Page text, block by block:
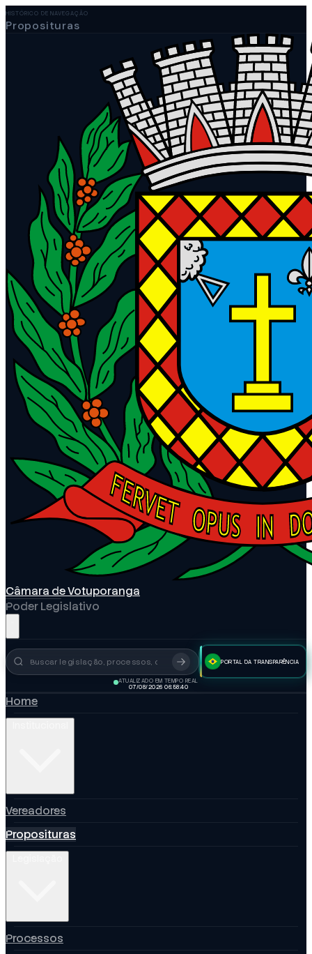
HISTÓRICO DE NAVEGAÇÃO
Proposituras
Câmara de Votuporanga
Poder Legislativo
Busca no portal PORTAL DA TRANSPARÊNCIA
ATUALIZADO EM TEMPO REAL
07/08/2026 06:58:42
Home
Vereadores
Proposituras
Processos